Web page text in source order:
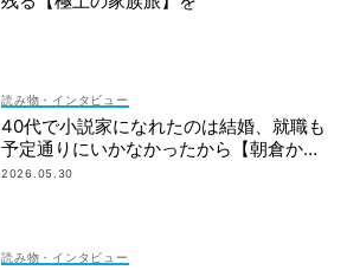
読み物・インタビュー
40代で小説家になれたのは結婚、就職も
予定通りにいかなかったから【朝倉かす
みさん】
2026.05.30
読み物・インタビュー